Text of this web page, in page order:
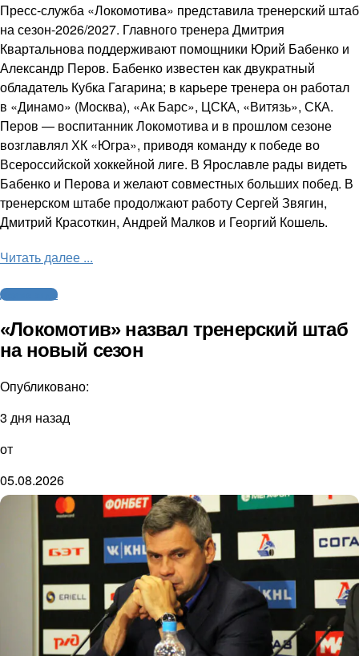
Пресс-служба «Локомотива» представила тренерский штаб
на сезон-2026/2027. Главного тренера Дмитрия
Квартальнова поддерживают помощники Юрий Бабенко и
Александр Перов. Бабенко известен как двукратный
обладатель Кубка Гагарина; в карьере тренера он работал
в «Динамо» (Москва), «Ак Барс», ЦСКА, «Витязь», СКА.
Перов — воспитанник Локомотива и в прошлом сезоне
возглавлял ХК «Югра», приводя команду к победе во
Всероссийской хоккейной лиге. В Ярославле рады видеть
Бабенко и Перова и желают совместных больших побед. В
тренерском штабе продолжают работу Сергей Звягин,
Дмитрий Красоткин, Андрей Малков и Георгий Кошель.
Читать далее ...
Другие виды
«Локомотив» назвал тренерский штаб
на новый сезон
Опубликовано:
3 дня назад
от
05.08.2026